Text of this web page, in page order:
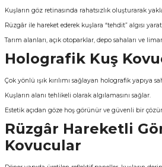
Kuşların göz retinasında rahatsızlık oluşturarak
Rüzgâr ile hareket ederek kuşlara “tehdit” algısı
Tarım alanları, açık otoparklar, depo sahaları ve
Holografik Kuş
Çok yönlü ışık kırılımı sağlayan holografik yapıya
Kuşların alanı tehlikeli olarak algılamasını sağlar.
Estetik açıdan göze hoş görünür ve güvenli bir
Rüzgâr Hareketli
Kovucular